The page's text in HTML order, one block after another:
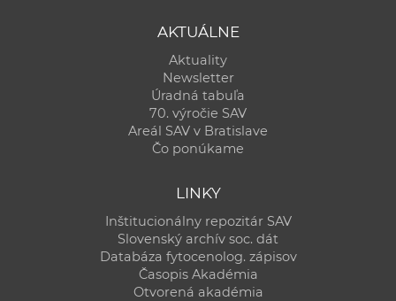
AKTUÁLNE
Aktuality
Newsletter
Úradná tabuľa
70. výročie SAV
Areál SAV v Bratislave
Čo ponúkame
LINKY
Inštitucionálny repozitár SAV
Slovenský archív soc. dát
Databáza fytocenolog. zápisov
Časopis Akadémia
Otvorená akadémia